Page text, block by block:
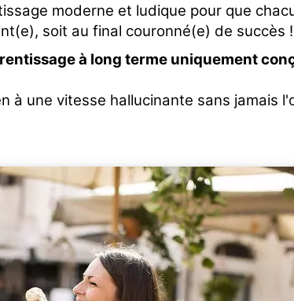
moderne et ludique pour que
soit au final couronné(e) de succès !
à long terme uniquement
à une vitesse hallucinante sans jamais